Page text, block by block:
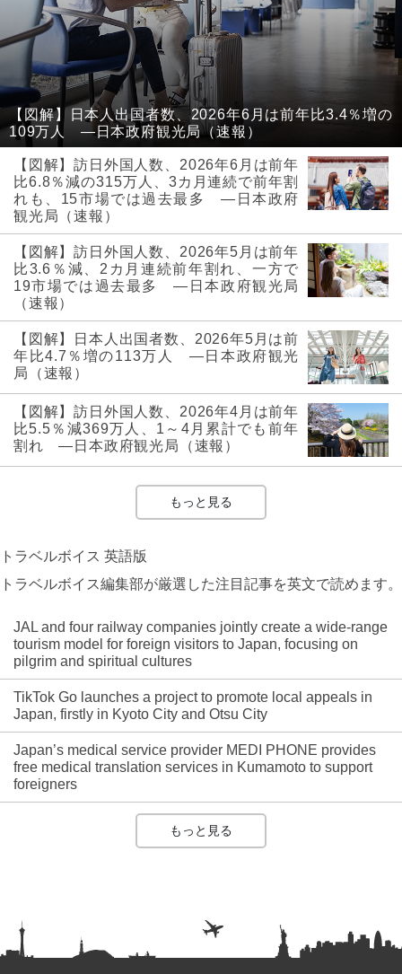
【図解】日本人出国者数、2026年6月は前年比3.4％増の
109万人 ―日本政府観光局（速報）
【図解】訪日外国人数、2026年6月は前年
比6.8％減の315万人、3カ月連続で前年割
れも、15市場では過去最多 ―日本政府
観光局（速報）
【図解】訪日外国人数、2026年5月は前年
比3.6％減、2カ月連続前年割れ、一方で
19市場では過去最多 ―日本政府観光局
（速報）
【図解】日本人出国者数、2026年5月は前
年比4.7％増の113万人 ―日本政府観光
局（速報）
【図解】訪日外国人数、2026年4月は前年
比5.5％減369万人、1～4月累計でも前年
割れ ―日本政府観光局（速報）
もっと見る
トラベルボイス 英語版
トラベルボイス編集部が厳選した注目記事を英文で読めます。
JAL and four railway companies jointly create a wide-range
tourism model for foreign visitors to Japan, focusing on
pilgrim and spiritual cultures
TikTok Go launches a project to promote local appeals in
Japan, firstly in Kyoto City and Otsu City
Japan’s medical service provider MEDI PHONE provides
free medical translation services in Kumamoto to support
foreigners
もっと見る